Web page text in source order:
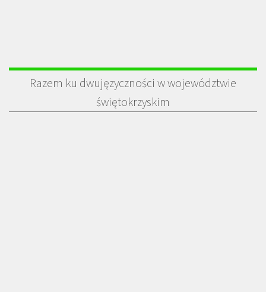
Razem ku dwujęzyczności w województwie
świętokrzyskim